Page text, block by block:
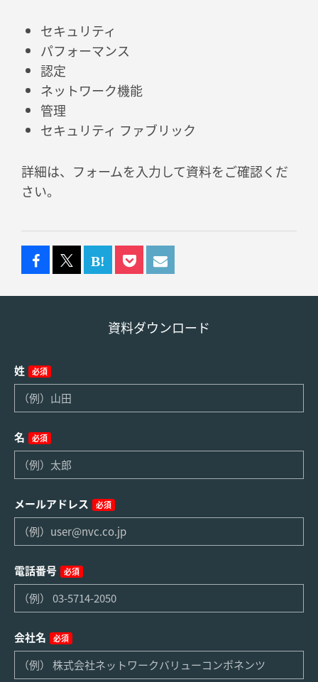
セキュリティ
パフォーマンス
認定
ネットワーク機能
管理
セキュリティ ファブリック
詳細は、フォームを入力して資料をご確認くだ
さい。
資料ダウンロード
姓 必須
名 必須
メールアドレス 必須
電話番号 必須
会社名 必須